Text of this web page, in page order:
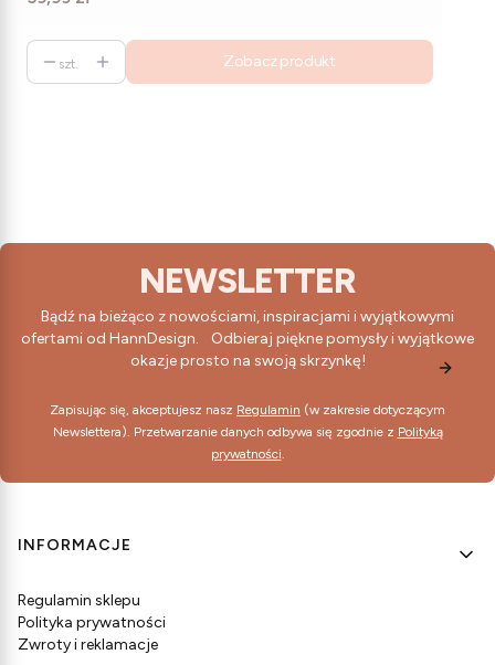
szt. Zobacz produkt
NEWSLETTER
Bądź na bieżąco z nowościami, inspiracjami i wyjątkowymi
ofertami od HannDesign. Odbieraj piękne pomysły i wyjątkowe
okazje prosto na swoją skrzynkę!
Zapisując się, akceptujesz nasz Regulamin (w zakresie dotyczącym
Newslettera). Przetwarzanie danych odbywa się zgodnie z Polityką
prywatności.
Linki w stopce
INFORMACJE
Regulamin sklepu
Polityka prywatności
Zwroty i reklamacje